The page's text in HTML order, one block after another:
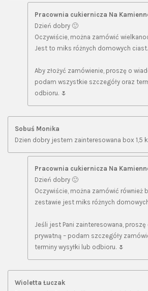
Pracownia cukiernicza Na
Dzień dobry 🙂
Oczywiście, można zamówić
Jest to miks różnych domowych ciast.
Aby złożyć zamówienie, proszę o
podam wszystkie szczegóły oraz
odbioru. 🌷
Sobuś Monika
Dzien dobry jestem zainteresowana box 1,5
Pracownia cukiernicza Na
Dzień dobry 🙂
Oczywiście, można zamówić również
zestawie jest miks różnych
Jeśli jest Pani zainteresowana,
prywatną – podam szczegóły
terminy wysyłki lub odbioru. 🌷
Wioletta Łuczak